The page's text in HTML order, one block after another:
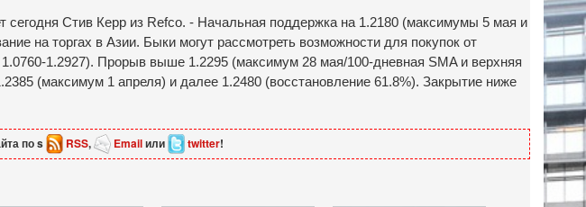
Стив Керр из Refco. - Начальная поддержка на 1.2180 (максимумы 5 мая и
на торгах в Азии. Быки могут рассмотреть возможности для покупок от
1.2927). Прорыв выше 1.2295 (максимум 28 мая/100-дневная SMA и верхняя
(максимум 1 апреля) и далее 1.2480 (восстановление 61.8%). Закрытие ниже
по s RSS, Emailили twitter!